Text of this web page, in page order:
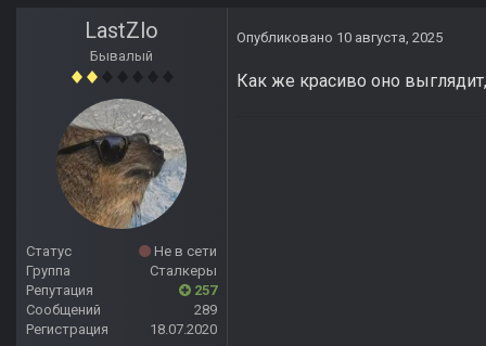
LastZlo
Бывалый
Статус
Не в сети
Группа
Сталкеры
Репутация
257
Сообщений
289
Регистрация
18.07.2020
Опубликовано 10 августа, 2025
Как же красиво оно